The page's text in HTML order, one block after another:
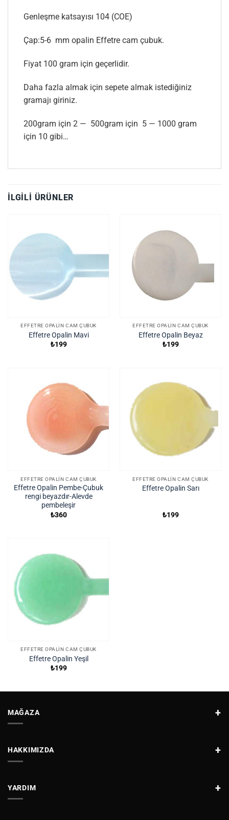
Genleşme katsayısı 104 (COE)
Çap:5-6 mm opalin Effetre cam çubuk.
Fiyat 100 gram için geçerlidir.
Daha fazla almak için sepete almak istediğiniz
gramajı giriniz.
200gram için 2 — 500gram için 5 — 1000 gram
için 10 gibi…
İLGILI ÜRÜNLER
EFFETRE OPALIN CAM ÇUBUK
Effetre Opalin Mavi
₺199
EFFETRE OPALIN CAM ÇUBUK
Effetre Opalin Beyaz
₺199
EFFETRE OPALIN CAM ÇUBUK
Effetre Opalin Pembe-Çubuk
rengi beyazdır-Alevde
pembeleşir
₺360
EFFETRE OPALIN CAM ÇUBUK
Effetre Opalin Sarı
₺199
EFFETRE OPALIN CAM ÇUBUK
Effetre Opalin Yeşil
₺199
MAĞAZA
HAKKIMIZDA
YARDIM